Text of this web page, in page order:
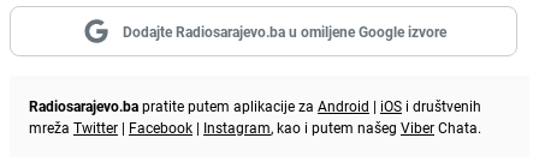
Dodajte Radiosarajevo.ba u omiljene Google izvore
Radiosarajevo.bapratite putem aplikacije za Android | iOS i društvenih
mreža Twitter | Facebook | Instagram, kao i putem našeg ViberChata.